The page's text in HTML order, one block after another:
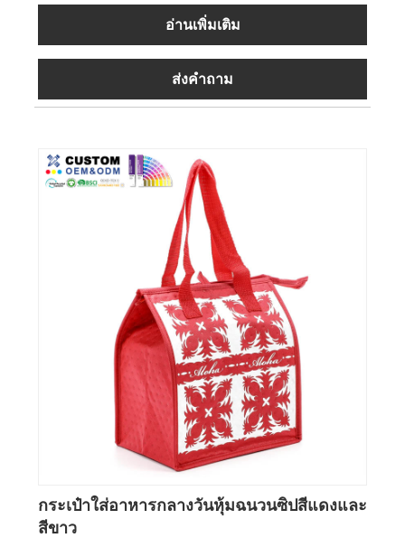
อ่านเพิ่มเติม
ส่งคำถาม
กระเป๋าใส่อาหารกลางวันหุ้มฉนวนซิปสีแดงและ
สีขาว